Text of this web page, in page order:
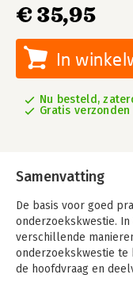
€ 35,95
In
Nu besteld,
Gratis verzonden
Samenvatting
De basis voor goed
onderzoekskwestie.
verschillende
onderzoekskwestie te
de hoofdvraag en